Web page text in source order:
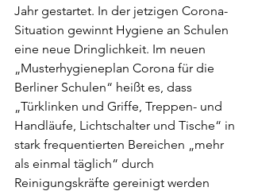
Jahr gestartet. In der jetzigen Corona-
Situation gewinnt Hygiene an Schulen
eine neue Dringlichkeit. Im neuen
„Musterhygieneplan Corona für die
Berliner Schulen“ heißt es, dass
„Türklinken und Griffe, Treppen- und
Handläufe, Lichtschalter und Tische“ in
stark frequentierten Bereichen „mehr
als einmal täglich“ durch
Reinigungskräfte gereinigt werden